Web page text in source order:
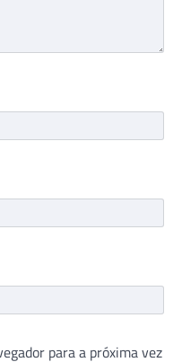
para a próxima vez